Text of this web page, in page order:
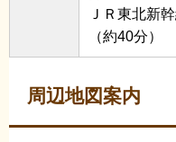
ＪＲ東北新
（約40分）
周辺地図案内